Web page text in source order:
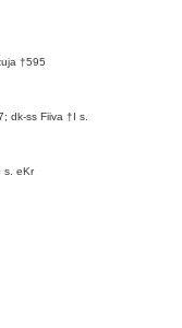
†595
dk-ss Fiiva †I s.
s. eKr